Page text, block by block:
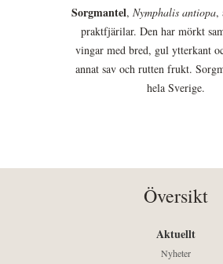
Sorgmantel, Nymphalis antiopa,
praktfjärilar. Den har mörkt
vingar med bred, gul ytterkant
annat sav och rutten frukt.
hela Sverige.
Översikt
Aktuellt
Nyheter